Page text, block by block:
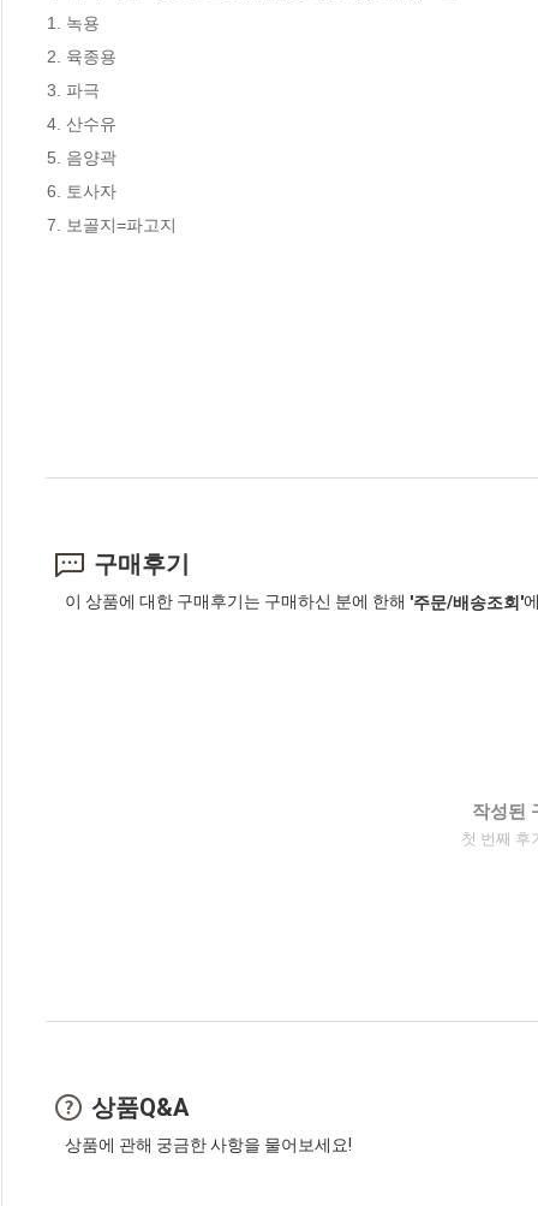
1. 녹용
2. 육종용
3. 파극
4. 산수유
5. 음양곽
6. 토사자
7. 보골지=파고지
구매후기
이 상품에 대한 구매후기는 구매하신 분에 한해 '주문/배송조회'
작성된
첫 번째 후
상품Q&A
상품에 관해 궁금한 사항을 물어보세요!